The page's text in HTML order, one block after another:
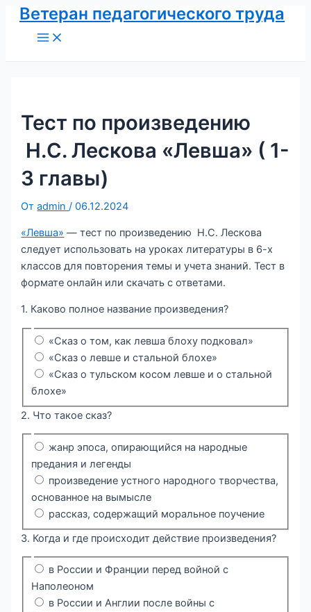
Перейти
Ветеран педагогического труда
Main
Menu
Тест по произведению
Н.С. Лескова «Левша» ( 1-
3 главы)
Отadmin/06.12.2024
«Левша» — тест по произведению Н.С. Лескова
следует использовать на уроках литературы в 6-х
классов для повторения темы и учета знаний. Тест в
формате онлайн или скачать с ответами.
1. Каково полное название произведения?
«Сказ о том, как левша блоху подковал»
«Сказ о левше и стальной блохе»
«Сказ о тульском косом левше и о стальной
блохе»
2. Что такое сказ?
жанр эпоса, опирающийся на народные
предания и легенды
произведение устного народного творчества,
основанное на вымысле
рассказ, содержащий моральное поучение
3. Когда и где происходит действие произведения?
в России и Франции перед войной с
Наполеоном
в России и Англии после войны с